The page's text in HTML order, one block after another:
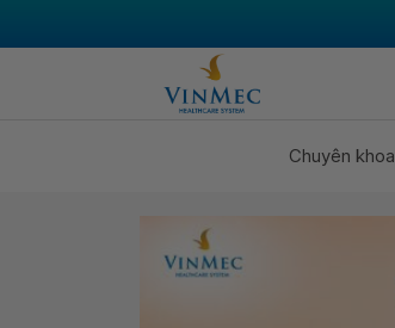
Chuyên khoa